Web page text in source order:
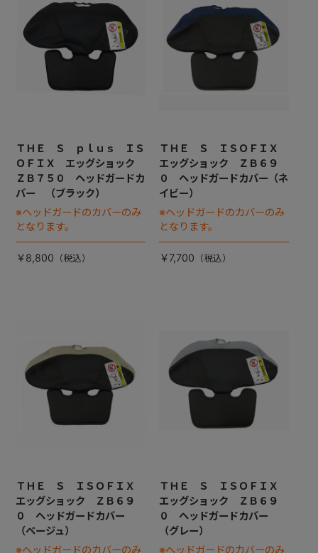
ＴＨＥ Ｓ ｐｌｕｓ ＩＳ
ＯＦＩＸ エッグショック
ＺＢ７５０ ヘッドガードカ
バー （ブラック）
※ヘッドガードのカバーのみ
となります。
￥8,800
ＴＨＥ Ｓ ＩＳＯＦＩＸ
エッグショック ＺＢ６９
０ ヘッドガードカバー（ネ
イビー）
※ヘッドガードのカバーのみ
となります。
￥7,700
ＴＨＥ Ｓ ＩＳＯＦＩＸ
エッグショック ＺＢ６９
０ ヘッドガードカバー
（ベージュ）
※ヘッドガードのカバーのみ
ＴＨＥ Ｓ ＩＳＯＦＩＸ
エッグショック ＺＢ６９
０ ヘッドガードカバー
（グレー）
※ヘッドガードのカバーのみ